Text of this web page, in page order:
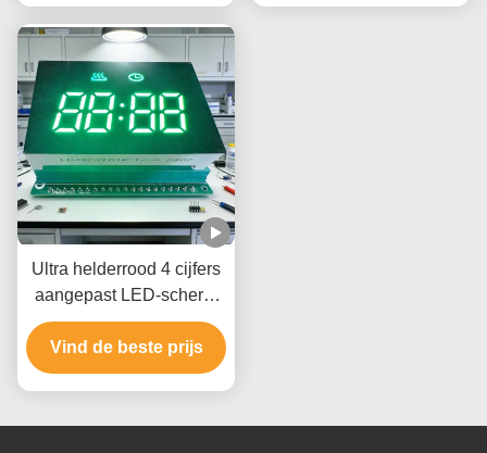
Ultra helderrood 4 cijfers
aangepast LED-scherm
voor industriële meet- en
digitale apparaten
Vind de beste prijs